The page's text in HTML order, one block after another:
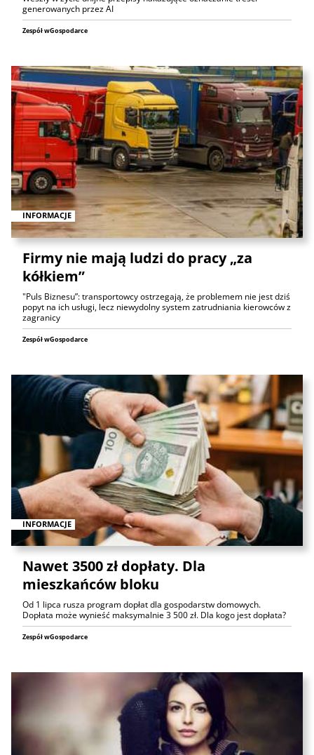
generowanych przez AI
Zespół wGospodarce
INFORMACJE
Firmy nie mają ludzi do pracy „za
kółkiem”
"Puls Biznesu”: transportowcy ostrzegają, że problemem nie jest dziś
popyt na ich usługi, lecz niewydolny system zatrudniania kierowców z
zagranicy
Zespół wGospodarce
INFORMACJE
Nawet 3500 zł dopłaty. Dla
mieszkańców bloku
Od 1 lipca rusza program dopłat dla gospodarstw domowych.
Dopłata może wynieść maksymalnie 3 500 zł. Dla kogo jest dopłata?
Zespół wGospodarce